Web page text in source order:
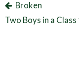
Broken
Two Boys in a Class